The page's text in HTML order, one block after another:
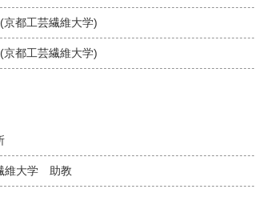
都工芸繊維大学)
都工芸繊維大学)
維大学 助教